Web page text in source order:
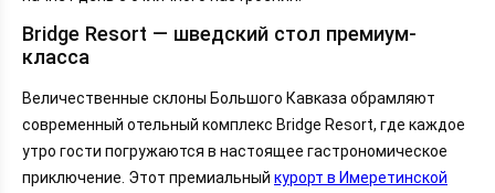
Bridge Resort — шведский стол премиум-
класса
Величественные склоны Большого Кавказа обрамляют
современный отельный комплекс Bridge Resort, где каждое
утро гости погружаются в настоящее гастрономическое
приключение. Этот премиальный курорт в Имеретинской